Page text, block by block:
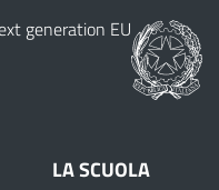
LA SCUOLA